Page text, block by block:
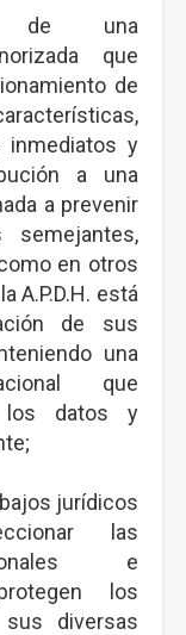
de una
que
de
inmediatos y
a una
a prevenir
semejantes,
en otros
A.P.D.H. está
de sus
una
que
los datos y
jurídicos
las
e
los
diversas